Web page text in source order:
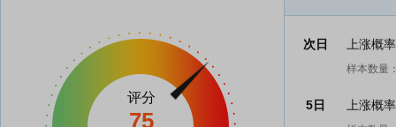
评分
75
次日 上涨概
样本数量
5日 上涨概